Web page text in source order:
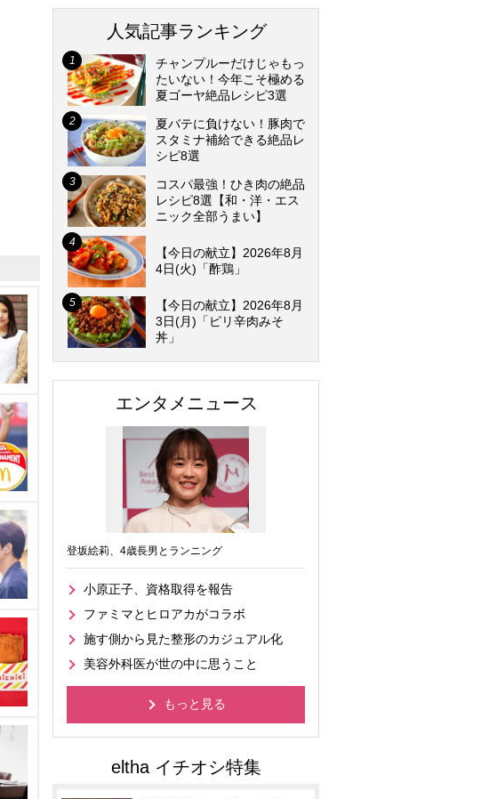
人気記事ランキング
チャンプルーだけじゃもっ
たいない！今年こそ極める
夏ゴーヤ絶品レシピ3選
夏バテに負けない！豚肉で
スタミナ補給できる絶品レ
シピ8選
コスパ最強！ひき肉の絶品
レシピ8選【和・洋・エス
ニック全部うまい】
【今日の献立】2026年8月
4日(火)「酢鶏」
【今日の献立】2026年8月
3日(月)「ピリ辛肉みそ
丼」
エンタメニュース
登坂絵莉、4歳長男とランニング
小原正子、資格取得を報告
ファミマとヒロアカがコラボ
施す側から見た整形のカジュアル化
美容外科医が世の中に思うこと
もっと見る